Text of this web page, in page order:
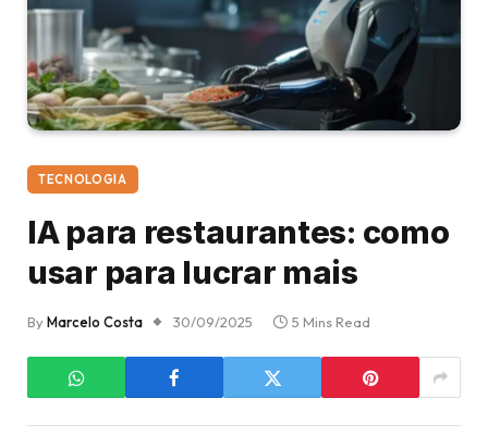
TECNOLOGIA
IA para restaurantes: como
usar para lucrar mais
ByMarcelo Costa 30/09/2025 5 Mins Read